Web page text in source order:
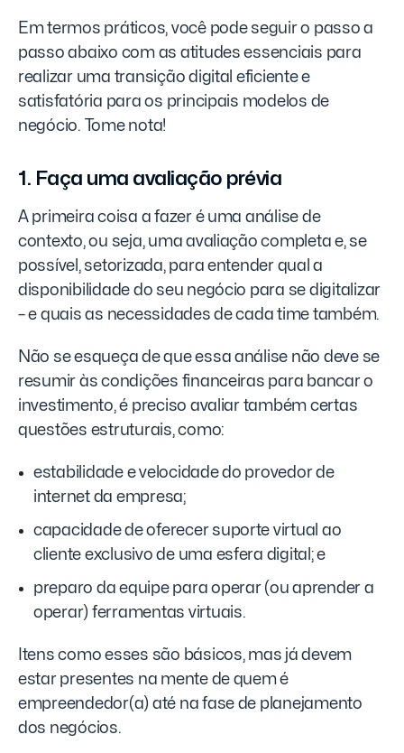
Em termos práticos, você pode seguir o passo a
passo abaixo com as atitudes essenciais para
realizar uma transição digital eficiente e
satisfatória para os principais modelos de
negócio. Tome nota!
1. Faça uma avaliação prévia
A primeira coisa a fazer é uma análise de
contexto, ou seja, uma avaliação completa e, se
possível, setorizada, para entender qual a
disponibilidade do seu negócio para se digitalizar
– e quais as necessidades de cada time também.
Não se esqueça de que essa análise não deve se
resumir às condições financeiras para bancar o
investimento, é preciso avaliar também certas
questões estruturais, como:
estabilidade e velocidade do provedor de
internet da empresa;
capacidade de oferecer suporte virtual ao
cliente exclusivo de uma esfera digital; e
preparo da equipe para operar (ou aprender a
operar) ferramentas virtuais.
Itens como esses são básicos, mas já devem
estar presentes na mente de quem é
empreendedor(a) até na fase de planejamento
dos negócios.